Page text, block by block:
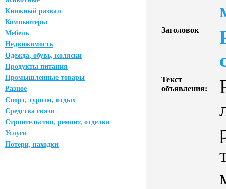
Книжный развал
Компьютеры
Мебель
Недвижимость
Одежда, обувь, коляски
Продукты питания
Промышленные товары
Разное
Спорт, туризм, отдых
Средства связи
Строительство, ремонт, отделка
Услуги
Потери, находки
Заголовок
Текст
объявления: